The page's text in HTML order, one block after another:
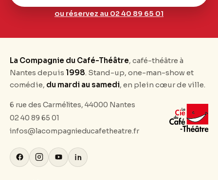
ou réservez au 02 40 89 65 01
La Compagnie du Café-Théâtre, café-théâtre à
Nantes depuis 1998. Stand-up, one-man-show et
comédie, du mardi au samedi, en plein cœur de ville.
6 rue des Carmélites, 44000 Nantes
02 40 89 65 01
infos@lacompagnieducafetheatre.fr